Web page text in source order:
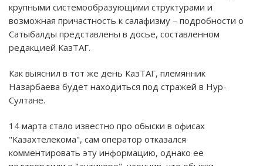
крупными системообразующими структурами и
возможная причастность к салафизму – подробности о
Сатыбалды представлены в досье, составленном
редакцией КазТАГ.
Как выяснил в тот же день КазТАГ, племянник
Назарбаева будет находиться под стражей в Нур-
Султане.
14 марта стало известно про обыски в офисах
"Казахтелекома", сам оператор отказался
комментировать эту информацию, однако ее